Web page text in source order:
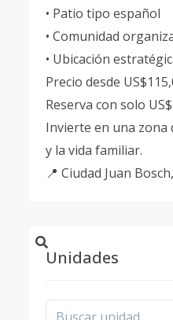
• Patio tipo español
• Comunidad
• Ubicación
Precio desde
Reserva con solo
Invierte en una zona
y la vida familiar.
📍 Ciudad Juan
Unidades